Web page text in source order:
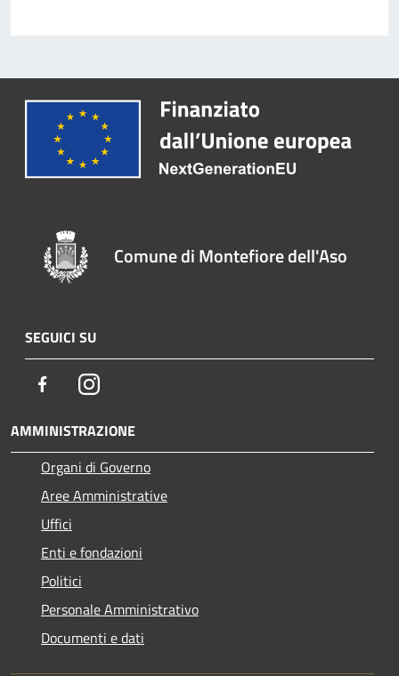
Comune di Montefiore dell'Aso
SEGUICI SU
FacebookInstagram
AMMINISTRAZIONE
Organi di Governo
Aree Amministrative
Uffici
Enti e fondazioni
Politici
Personale Amministrativo
Documenti e dati